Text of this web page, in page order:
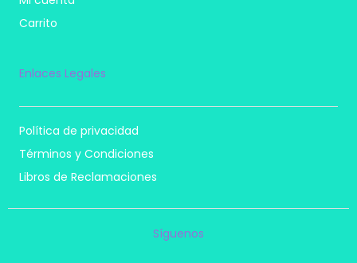
Carrito
Enlaces Legales
Política de privacidad
Términos y Condiciones
Libros de Reclamaciones
Síguenos